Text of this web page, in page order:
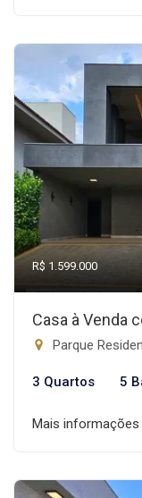
R$ 1.599.000
Casa à Venda
Parque
3 Quartos 5
Mais informações